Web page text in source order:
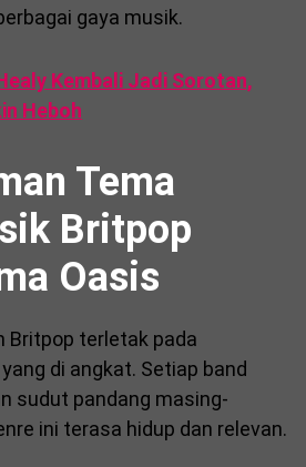
gaya musik.
Kembali Jadi Sorotan,
Heboh
Tema
Britpop
Oasis
Britpop terletak pada
di angkat. Setiap band
sudut pandang masing-
ini terasa hidup dan relevan.